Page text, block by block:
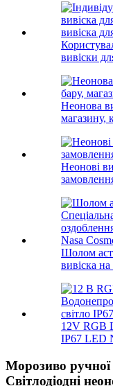
вивіски
Неонова
магазину,
Неонові
Шолом
вивіска
12V RGB
IP67 LED
Морозиво ручної
Світлодіодні